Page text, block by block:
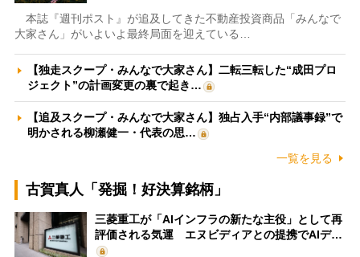
本誌『週刊ポスト』が追及してきた不動産投資商品「みんなで
大家さん」がいよいよ最終局面を迎えている…
【独走スクープ・みんなで大家さん】二転三転した“成田プロ
ジェクト”の計画変更の裏で起き…
【追及スクープ・みんなで大家さん】独占入手“内部議事録”で
明かされる柳瀬健一・代表の思…
一覧を見る
古賀真人「発掘！好決算銘柄」
三菱重工が「AIインフラの新たな主役」として再
評価される気運 エヌビディアとの提携でAIデ…